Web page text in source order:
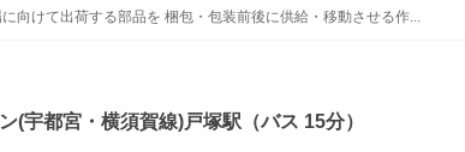
向けて出荷する部品を 梱包・包装前後に供給・移動させる作...
(宇都宮・横須賀線)戸塚駅（バス 15分）